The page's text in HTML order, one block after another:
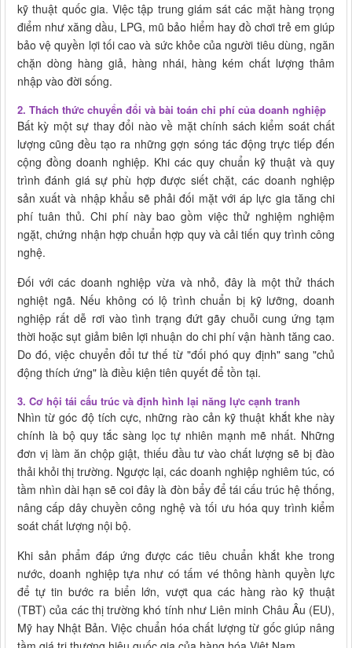
kỹ thuật quốc gia. Việc tập trung giám sát các mặt hàng trọng
điểm như xăng dầu, LPG, mũ bảo hiểm hay đồ chơi trẻ em giúp
bảo vệ quyền lợi tối cao và sức khỏe của người tiêu dùng, ngăn
chặn dòng hàng giả, hàng nhái, hàng kém chất lượng thâm
nhập vào đời sống.
2. Thách thức chuyển đổi và bài toán chi phí của doanh nghiệp
Bất kỳ một sự thay đổi nào về mặt chính sách kiểm soát chất
lượng cũng đều tạo ra những gợn sóng tác động trực tiếp đến
cộng đồng doanh nghiệp. Khi các quy chuẩn kỹ thuật và quy
trình đánh giá sự phù hợp được siết chặt, các doanh nghiệp
sản xuất và nhập khẩu sẽ phải đối mặt với áp lực gia tăng chi
phí tuân thủ. Chi phí này bao gồm việc thử nghiệm nghiệm
ngặt, chứng nhận hợp chuẩn hợp quy và cải tiến quy trình công
nghệ.
Đối với các doanh nghiệp vừa và nhỏ, đây là một thử thách
nghiệt ngã. Nếu không có lộ trình chuẩn bị kỹ lưỡng, doanh
nghiệp rất dễ rơi vào tình trạng đứt gãy chuỗi cung ứng tạm
thời hoặc sụt giảm biên lợi nhuận do chi phí vận hành tăng cao.
Do đó, việc chuyển đổi tư thế từ "đối phó quy định" sang "chủ
động thích ứng" là điều kiện tiên quyết để tồn tại.
3. Cơ hội tái cấu trúc và định hình lại năng lực cạnh tranh
Nhìn từ góc độ tích cực, những rào cản kỹ thuật khắt khe này
chính là bộ quy tắc sàng lọc tự nhiên mạnh mẽ nhất. Những
đơn vị làm ăn chộp giật, thiếu đầu tư vào chất lượng sẽ bị đào
thải khỏi thị trường. Ngược lại, các doanh nghiệp nghiêm túc, có
tầm nhìn dài hạn sẽ coi đây là đòn bẩy để tái cấu trúc hệ thống,
nâng cấp dây chuyền công nghệ và tối ưu hóa quy trình kiểm
soát chất lượng nội bộ.
Khi sản phẩm đáp ứng được các tiêu chuẩn khắt khe trong
nước, doanh nghiệp tựa như có tấm vé thông hành quyền lực
để tự tin bước ra biển lớn, vượt qua các hàng rào kỹ thuật
(TBT) của các thị trường khó tính như Liên minh Châu Âu (EU),
Mỹ hay Nhật Bản. Việc chuẩn hóa chất lượng từ gốc giúp nâng